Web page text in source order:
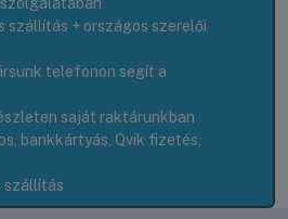
szállítás + országos szerelői
telefonon segít a
saját raktárunkban
bankkártyás, Qvik fizetés,
szállítás